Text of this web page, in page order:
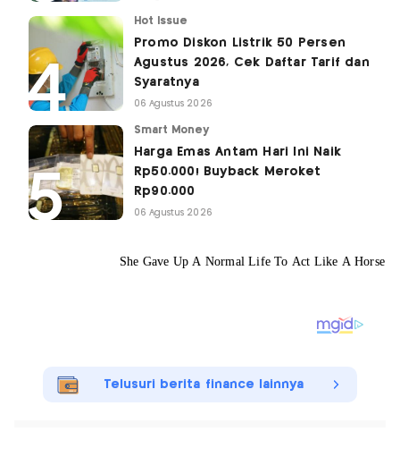
Hot Issue
Promo Diskon Listrik 50 Persen
Agustus 2026, Cek Daftar Tarif dan
Syaratnya
06 Agustus 2026
Smart Money
Harga Emas Antam Hari Ini Naik
Rp50.000! Buyback Meroket
Rp90.000
06 Agustus 2026
Telusuri berita finance lainnya